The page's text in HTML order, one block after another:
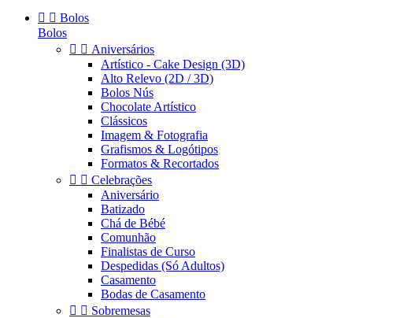
  Bolos
Bolos
  Aniversários
Artístico - Cake Design (3D)
Alto Relevo (2D / 3D)
Bolos Nús
Chocolate Artístico
Clássicos
Imagem & Fotografia
Grafismos & Logótipos
Formatos & Recortados
  Celebrações
Aniversário
Batizado
Chá de Bébé
Comunhão
Finalistas de Curso
Despedidas (Só Adultos)
Casamento
Bodas de Casamento
  Sobremesas